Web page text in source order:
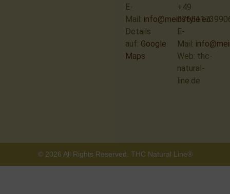
+49
E-
Mail:
Web: thc-
natural-
line.de
E-
Mail: info@meinstyle.eu
Details
auf: Google
Maps
© 2026 All Rights Reserved. THC Natural Line®